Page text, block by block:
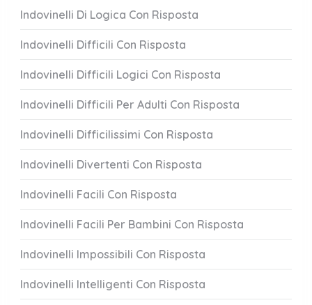
Indovinelli Di Logica Con Risposta
Indovinelli Difficili Con Risposta
Indovinelli Difficili Logici Con Risposta
Indovinelli Difficili Per Adulti Con Risposta
Indovinelli Difficilissimi Con Risposta
Indovinelli Divertenti Con Risposta
Indovinelli Facili Con Risposta
Indovinelli Facili Per Bambini Con Risposta
Indovinelli Impossibili Con Risposta
Indovinelli Intelligenti Con Risposta